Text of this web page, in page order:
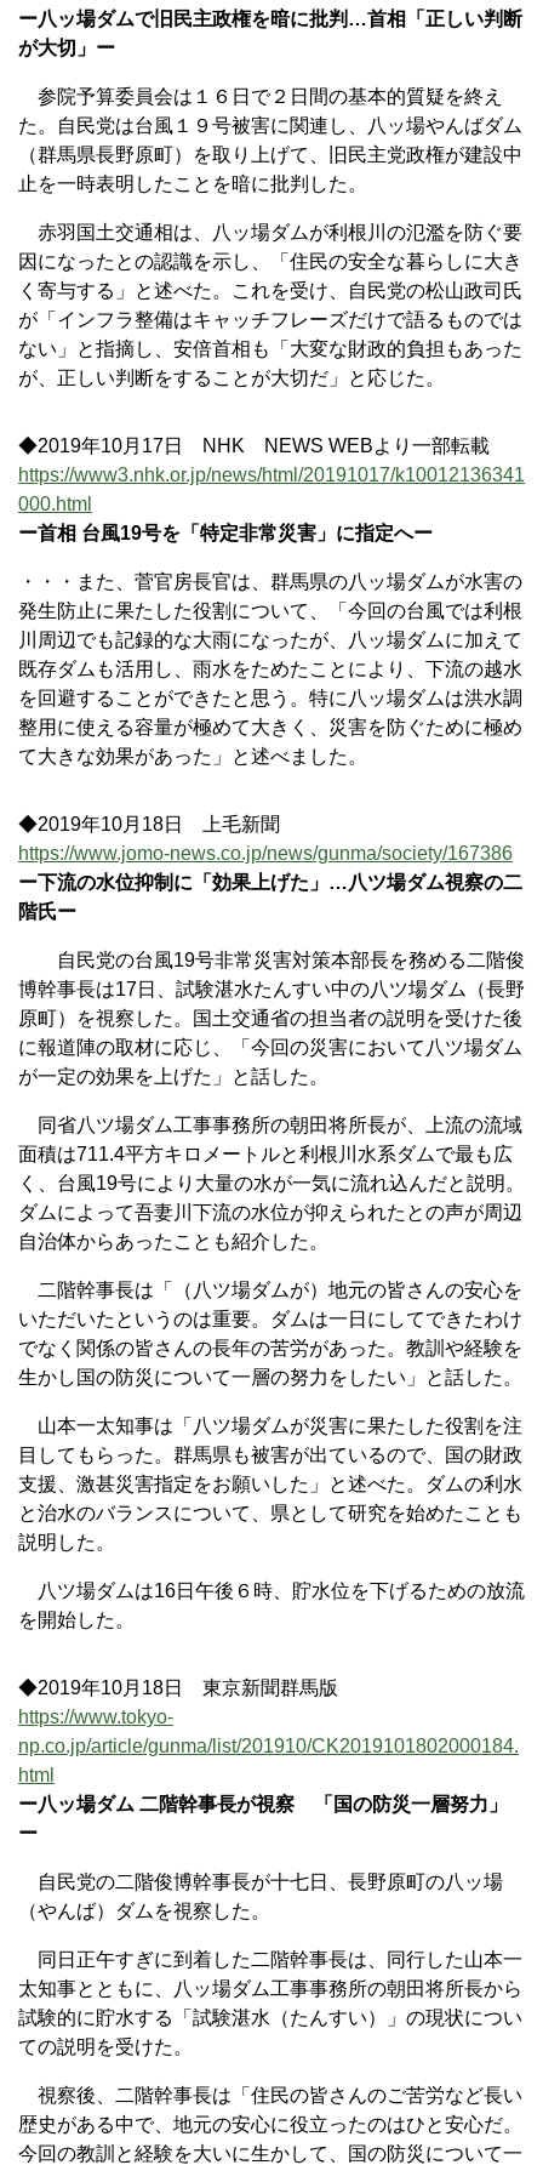
ー八ッ場ダムで旧民主政権を暗に批判…首相「正しい判断
が大切」ー
参院予算委員会は１６日で２日間の基本的質疑を終え
た。自民党は台風１９号被害に関連し、八ッ場やんばダム
（群馬県長野原町）を取り上げて、旧民主党政権が建設中
止を一時表明したことを暗に批判した。
赤羽国土交通相は、八ッ場ダムが利根川の氾濫を防ぐ要
因になったとの認識を示し、「住民の安全な暮らしに大き
く寄与する」と述べた。これを受け、自民党の松山政司氏
が「インフラ整備はキャッチフレーズだけで語るものでは
ない」と指摘し、安倍首相も「大変な財政的負担もあった
が、正しい判断をすることが大切だ」と応じた。
◆2019年10月17日 NHK NEWS WEBより一部転載
https://www3.nhk.or.jp/news/html/20191017/k10012136341
000.html
ー首相 台風19号を「特定非常災害」に指定へー
・・・また、菅官房長官は、群馬県の八ッ場ダムが水害の
発生防止に果たした役割について、「今回の台風では利根
川周辺でも記録的な大雨になったが、八ッ場ダムに加えて
既存ダムも活用し、雨水をためたことにより、下流の越水
を回避することができたと思う。特に八ッ場ダムは洪水調
整用に使える容量が極めて大きく、災害を防ぐために極め
て大きな効果があった」と述べました。
◆2019年10月18日 上毛新聞
https://www.jomo-news.co.jp/news/gunma/society/167386
ー下流の水位抑制に「効果上げた」…八ツ場ダム視察の二
階氏ー
自民党の台風19号非常災害対策本部長を務める二階俊
博幹事長は17日、試験湛水たんすい中の八ツ場ダム（長野
原町）を視察した。国土交通省の担当者の説明を受けた後
に報道陣の取材に応じ、「今回の災害において八ツ場ダム
が一定の効果を上げた」と話した。
同省八ツ場ダム工事事務所の朝田将所長が、上流の流域
面積は711.4平方キロメートルと利根川水系ダムで最も広
く、台風19号により大量の水が一気に流れ込んだと説明。
ダムによって吾妻川下流の水位が抑えられたとの声が周辺
自治体からあったことも紹介した。
二階幹事長は「（八ツ場ダムが）地元の皆さんの安心を
いただいたというのは重要。ダムは一日にしてできたわけ
でなく関係の皆さんの長年の苦労があった。教訓や経験を
生かし国の防災について一層の努力をしたい」と話した。
山本一太知事は「八ツ場ダムが災害に果たした役割を注
目してもらった。群馬県も被害が出ているので、国の財政
支援、激甚災害指定をお願いした」と述べた。ダムの利水
と治水のバランスについて、県として研究を始めたことも
説明した。
八ツ場ダムは16日午後６時、貯水位を下げるための放流
を開始した。
◆2019年10月18日 東京新聞群馬版
https://www.tokyo-
np.co.jp/article/gunma/list/201910/CK2019101802000184.
html
ー八ッ場ダム 二階幹事長が視察 「国の防災一層努力」
ー
自民党の二階俊博幹事長が十七日、長野原町の八ッ場
（やんば）ダムを視察した。
同日正午すぎに到着した二階幹事長は、同行した山本一
太知事とともに、八ッ場ダム工事事務所の朝田将所長から
試験的に貯水する「試験湛水（たんすい）」の現状につい
ての説明を受けた。
視察後、二階幹事長は「住民の皆さんのご苦労など長い
歴史がある中で、地元の安心に役立ったのはひと安心だ。
今回の教訓と経験を大いに生かして、国の防災について一